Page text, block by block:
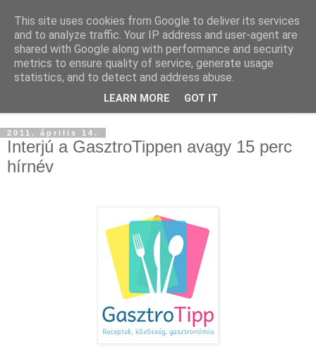
2011. április 14.
Interjú a GasztroTippen avagy 15 perc
hírnév
This site uses cookies from Google to deliver its services
and to analyze traffic. Your IP address and user-agent are
shared with Google along with performance and security
metrics to ensure quality of service, generate usage
statistics, and to detect and address abuse.
LEARN MORE GOT IT